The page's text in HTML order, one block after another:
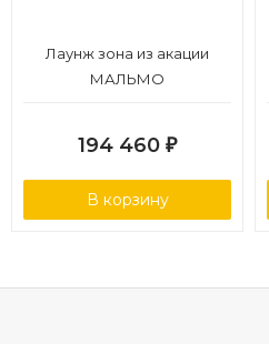
Лаунж зона из акации
МАЛЬМО
194 460 ₽
В корзину